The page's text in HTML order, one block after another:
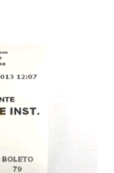
de Powerball,
realizando en los
los
la página
locales (
se les informará